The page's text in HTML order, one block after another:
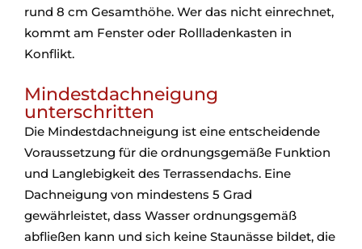
rund 8 cm Gesamthöhe. Wer das nicht einrechnet,
kommt am Fenster oder Rollladenkasten in
Konflikt.
Mindestdachneigung
unterschritten
Die Mindestdachneigung ist eine entscheidende
Voraussetzung für die ordnungsgemäße Funktion
und Langlebigkeit des Terrassendachs. Eine
Dachneigung von mindestens 5 Grad
gewährleistet, dass Wasser ordnungsgemäß
abfließen kann und sich keine Staunässe bildet, die